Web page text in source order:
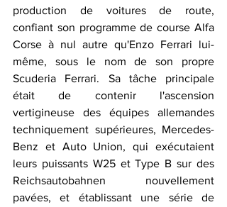
production de voitures de route,
confiant son programme de course Alfa
Corse à nul autre qu'Enzo Ferrari lui-
même, sous le nom de son propre
Scuderia Ferrari. Sa tâche principale
était de contenir l'ascension
vertigineuse des équipes allemandes
techniquement supérieures, Mercedes-
Benz et Auto Union, qui exécutaient
leurs puissants W25 et Type B sur des
Reichsautobahnen nouvellement
pavées, et établissant une série de